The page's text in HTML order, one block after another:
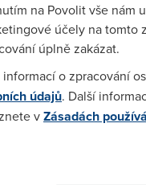
18:00 do 7.2. 11:30
rád že mě to ještě
na Povolit vše nám
účely na tomto
úplně zakázat.
o zpracování
údajů. Další
vZásadách